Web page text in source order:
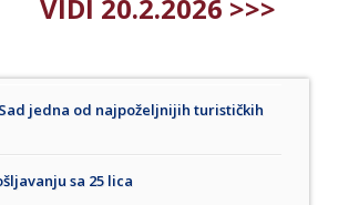
VIDI 20.2.2026 >>>
jedna od najpoželjnijih turističkih
sa 25 lica